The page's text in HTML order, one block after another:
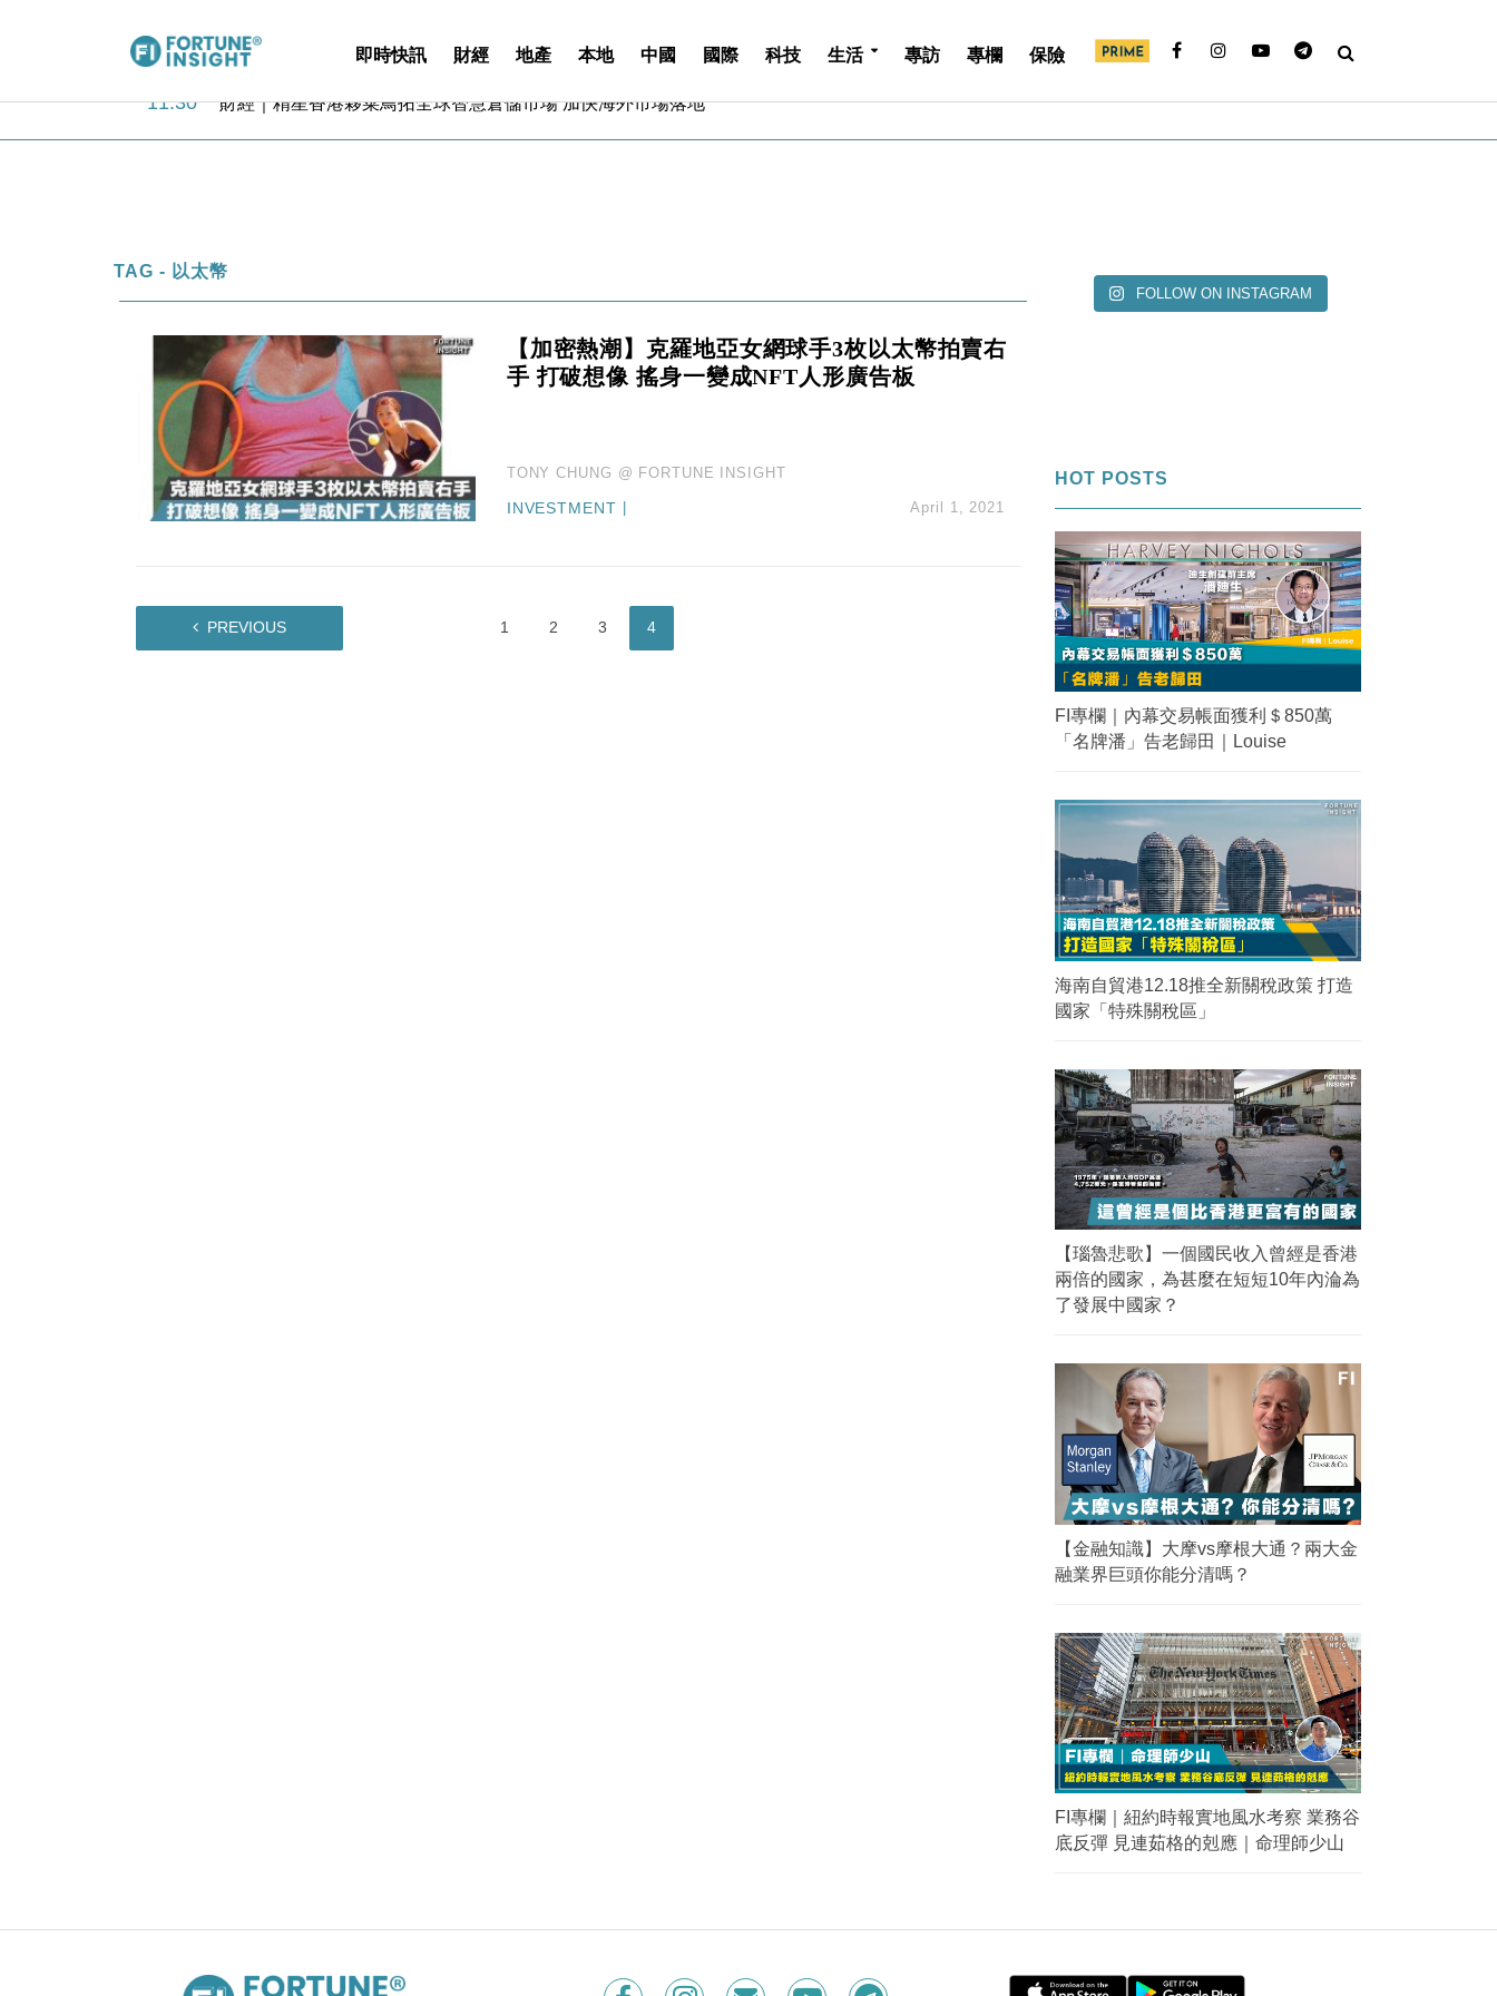
即時快訊 財經 地產 本地 中國 國際 科技 生活 專訪 專欄 保險
11:30 財經｜精星香港夥菜鳥拓全球智慧倉儲市場 加快海外市場落地
18:15 本地｜新世界K11 9月升級會員制度 增鉑金卡級別鎖定高消費客群
17:40 財經｜本港6月零售額連升14個月 珠寶鐘錶銷售升勢最強
財經｜SA售股自救後再出手 斥4億美元押注未上市公司
11:30 財經｜精星香港夥菜鳥拓全球智慧倉儲市場 加快海外市場落地
14:50 地產｜大酒店中期轉賺2300萬元 斥21億翻新香港及東京半島
13:12 國際｜特朗普赴洛杉磯高球場活動前 男子攜槍彈被捕
12:30 財經｜香港7月PMI回落至51 企業擴張放慢兼縮減人手
11:40 財經｜黑石傳再籌逾360億美元 支援Anthropic租用Google晶片
10:57 財經｜美商務部擬擴大金屬關稅範圍 14類產品或加徵25%
16:33 財經｜滙控重啟最多10億美元回購 派息比率目標維持50%
TAG - 以太幣
【加密熱潮】克羅地亞女網球手3枚以太幣拍賣右
手 打破想像 搖身一變成NFT人形廣告板
TONY CHUNG @ FORTUNE INSIGHT
INVESTMENT April 1, 2021
PREVIOUS 1 2 3 4
FOLLOW ON INSTAGRAM
HOT POSTS
FI專欄｜內幕交易帳面獲利＄850萬
「名牌潘」告老歸田｜Louise
海南自貿港12.18推全新關稅政策 打造
國家「特殊關稅區」
【瑙魯悲歌】一個國民收入曾經是香港
兩倍的國家，為甚麼在短短10年內淪為
了發展中國家？
【金融知識】大摩vs摩根大通？兩大金
融業界巨頭你能分清嗎？
FI專欄｜紐約時報實地風水考察 業務谷
底反彈 見連茹格的剋應｜命理師少山